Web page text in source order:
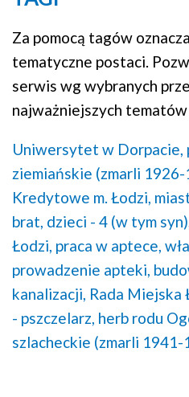
Za pomocą tagów
tematyczne postaci.
serwis wg wybranych
najważniejszych
Uniwersytet w Dorpacie,
ziemiańskie (zmarli 1926-
Kredytowe m. Łodzi,
brat, dzieci - 4 (w tym
Łodzi, praca w aptece,
prowadzenie apteki,
kanalizacji, Rada Miejska
- pszczelarz, herb rodu
szlacheckie (zmarli 1941-